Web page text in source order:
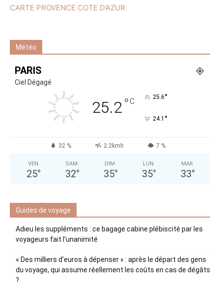
CARTE PROVENCE COTE D’AZUR
Météo
PARIS
Ciel Dégagé
25.2°C 25.6°
24.1 °
32 % 2.2kmh 7 %
VEN
25°
SAM
32°
DIM
35°
LUN
35°
MAR
33°
Guides de voyage
Adieu les suppléments : ce bagage cabine plébiscité par les
voyageurs fait l’unanimité
« Des milliers d’euros à dépenser » : après le départ des gens
du voyage, qui assume réellement les coûts en cas de dégâts
?